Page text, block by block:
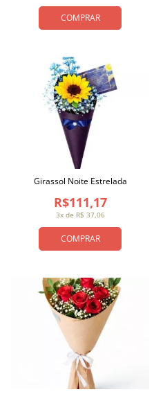
COMPRAR
COMPRAR
3x de R$ 37,06
R$111,17
Girassol Noite Estrelada